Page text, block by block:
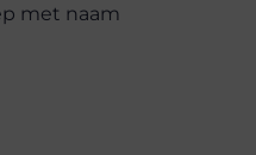
met naam